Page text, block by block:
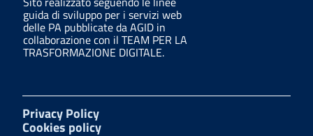
guida di sviluppo per i servizi web
delle PA pubblicate da AGID in
collaborazione con il TEAM PER LA
TRASFORMAZIONE DIGITALE.
Privacy Policy
Cookies policy